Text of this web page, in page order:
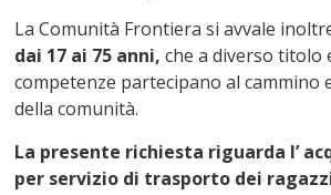
La Comunità Frontiera si avvale
dai 17 ai 75 anni, che a diverso titolo
competenze partecipano al cammino
della comunità.
La presente richiesta riguarda l’
per servizio di trasporto dei